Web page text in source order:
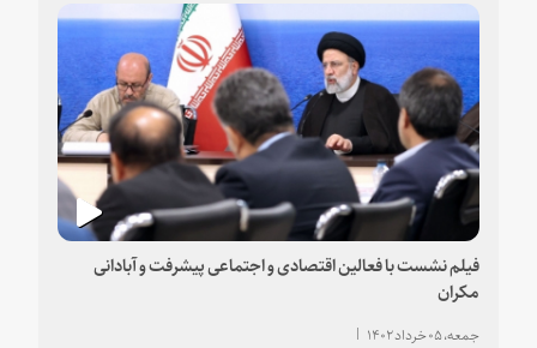
فیلم نشست با فعالین اقتصادی و اجتماعی پیشرفت و آبادانی
مکران
جمعه، ۰۵ خرداد ۱۴۰۲